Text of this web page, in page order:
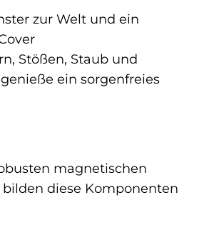
zur Welt und ein
Stößen, Staub und
ein sorgenfreies
magnetischen
diese Komponenten